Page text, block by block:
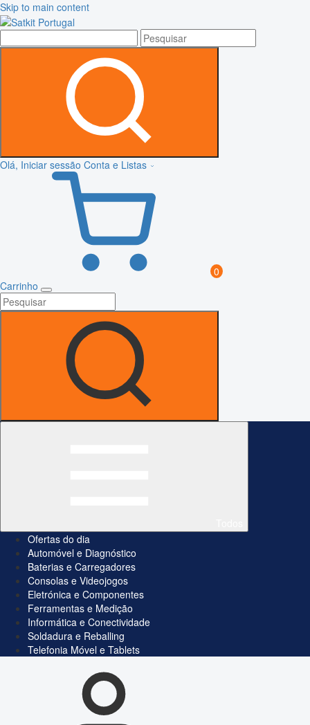
Skip to main content
Olá, Iniciar sessão Conta e Listas
0
Carrinho
Ofertas do dia
Automóvel e Diagnóstico
Baterias e Carregadores
Consolas e Videojogos
Eletrónica e Componentes
Ferramentas e Medição
Informática e Conectividade
Soldadura e Reballing
Telefonia Móvel e Tablets